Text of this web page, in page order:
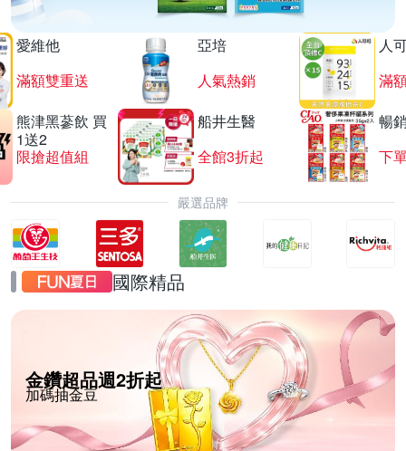
愛維他
滿額雙重送
亞培
人氣熱銷
人
滿
熊津黑蔘飲 買
1送2
限搶超值組
船井生醫
全館3折起
暢
下
嚴選品牌
國際精品
金鑽超品週2折起
加碼抽金豆